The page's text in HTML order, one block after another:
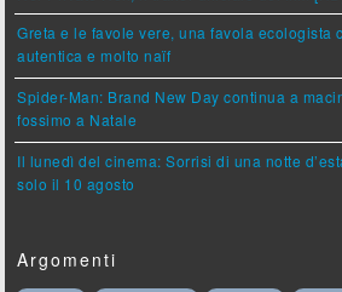
Greta e le favole vere, una favola ecologista
autentica e molto naïf
Spider-Man: Brand New Day continua a
fossimo a Natale
Il lunedì del cinema: Sorrisi di una notte
solo il 10 agosto
Argomenti